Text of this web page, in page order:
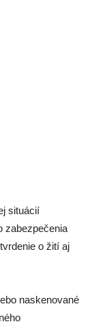
situácií
zabezpečenia
o žití aj
naskenované